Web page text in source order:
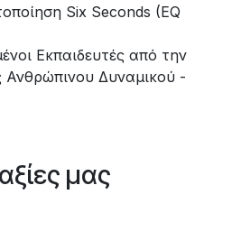
Six Seconds (EQ
Εκπαιδευτές από την
Δυναμικού -
μας